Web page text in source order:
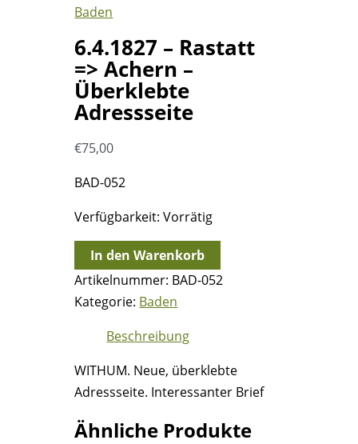
Baden
6.4.1827 – Rastatt
=> Achern –
Überklebte
Adressseite
€75,00
BAD-052
Verfügbarkeit: Vorrätig
6.4.1827
-
Rastatt
Achern
Überklebte
Adressseite
Menge
In den Warenkorb
Artikelnummer: BAD-052
Kategorie: Baden
Beschreibung
WITHUM. Neue, überklebte
Adressseite. Interessanter Brief
Ähnliche Produkte